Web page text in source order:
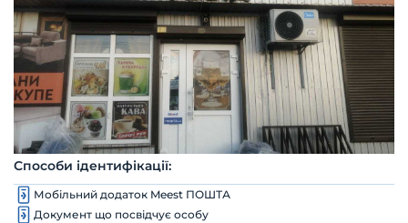
Способи ідентифікації:
Мобільний додаток Meest ПОШТА
Документ що посвідчує особу